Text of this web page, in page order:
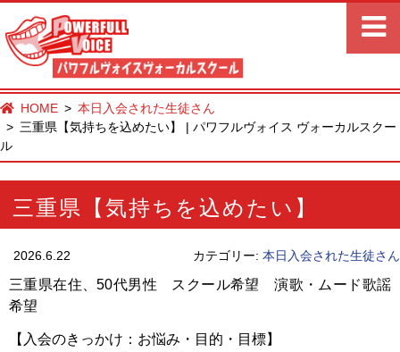
HOME
本日入会された生徒さん
三重県【気持ちを込めたい】 | パワフルヴォイス ヴォーカルスクー
ル
三重県【気持ちを込めたい】
2026.6.22 カテゴリー: 本日入会された生徒さん
三重県在住、50代男性 スクール希望 演歌・ムード歌謡
希望
【入会のきっかけ：お悩み・目的・目標】